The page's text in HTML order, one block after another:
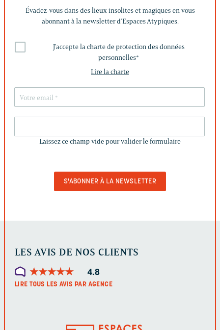
Évadez-vous dans des lieux insolites et magiques en vous
abonnant à la newsletter d’Espaces Atypiques.
J'accepte la charte de protection des données
personnelles*
Lire la charte
CHAMP
Laissez ce champ vide pour valider le formulaire
LES AVIS DE NOS CLIENTS
★★★★★
★★★★★ 4.8
LIRE TOUS LES AVIS PAR AGENCE